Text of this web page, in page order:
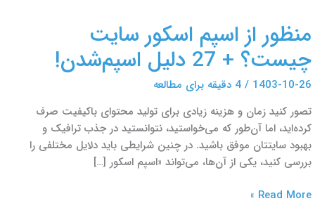
منظور از اسپم اسکور سایت
چیست؟ + 27 دلیل اسپم‌شدن!
1403-10-26
/ 4 دقیقه برای مطالعه
تصور کنید زمان و هزینه زیادی برای تولید محتوای باکیفیت صرف
کرده‌اید، اما آن‌طور که می‌خواستید، نتوانستید در جذب ترافیک و
بهبود سایتتان موفق باشید. در چنین شرایطی باید دلایل مختلفی را
بررسی کنید، یکی از آن‌ها، می‌تواند «اسپم اسکور […]
اسپم‌شدن!
Read More »